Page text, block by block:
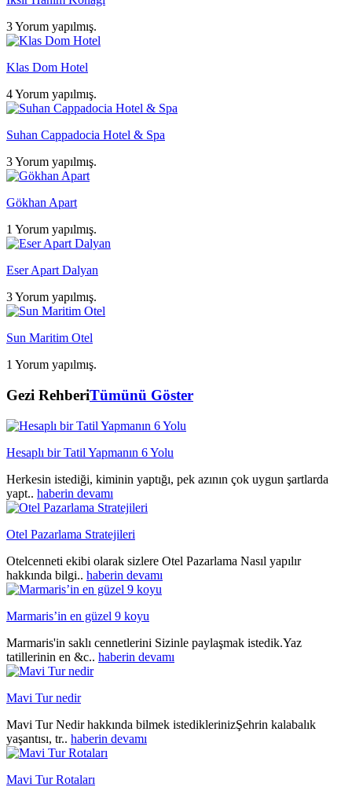
3 Yorum yapılmış.
Klas Dom Hotel
4 Yorum yapılmış.
Suhan Cappadocia Hotel & Spa
3 Yorum yapılmış.
Gökhan Apart
1 Yorum yapılmış.
Eser Apart Dalyan
3 Yorum yapılmış.
Sun Maritim Otel
1 Yorum yapılmış.
Gezi RehberiTümünü Göster
Hesaplı bir Tatil Yapmanın 6 Yolu
Herkesin istediği, kiminin yaptığı, pek azının çok uygun şartlarda
yapt.. haberin devamı
Otel Pazarlama Stratejileri
Otelcenneti ekibi olarak sizlere Otel Pazarlama Nasıl yapılır
hakkında bilgi.. haberin devamı
Marmaris’in en güzel 9 koyu
Marmaris'in saklı cennetlerini Sizinle paylaşmak istedik.Yaz
tatillerinin en &c.. haberin devamı
Mavi Tur nedir
Mavi Tur Nedir hakkında bilmek istediklerinizŞehrin kalabalık
yaşantısı, tr.. haberin devamı
Mavi Tur Rotaları